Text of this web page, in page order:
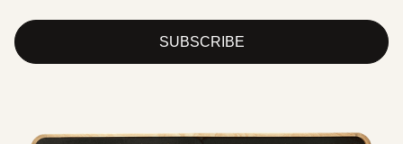
SUBSCRIBE